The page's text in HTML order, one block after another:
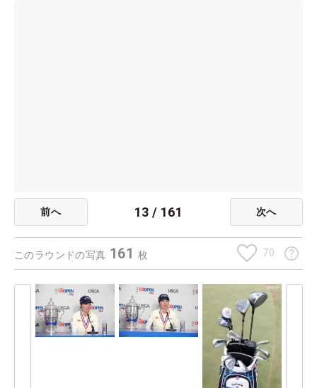
前へ 13 / 161 次へ
このラウンドの写真 161 枚 70